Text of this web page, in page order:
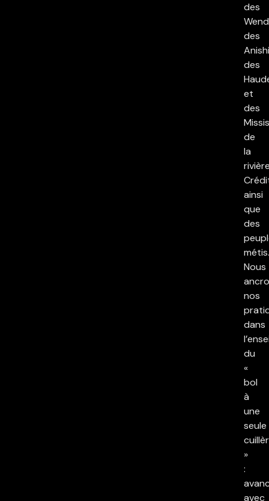
des
des
des
et
des
de
la
ainsi
que
des
métis.
Nous
nos
dans
du
«
bol
à
une
seule
»
:
avec